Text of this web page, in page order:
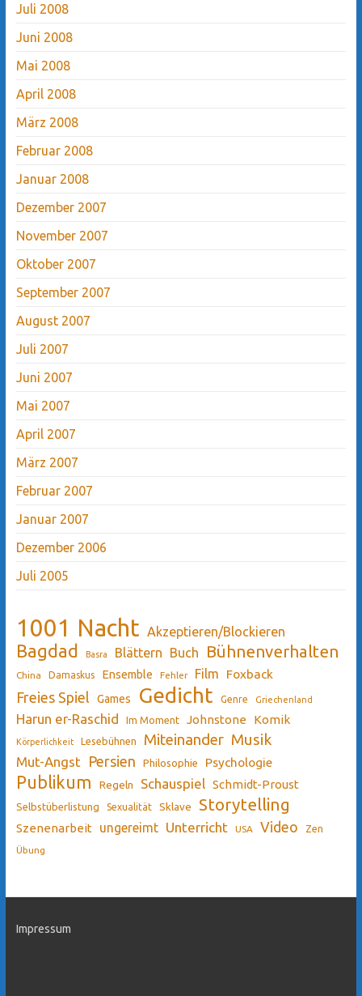
Juli 2008
Juni 2008
Mai 2008
April 2008
März 2008
Februar 2008
Januar 2008
Dezember 2007
November 2007
Oktober 2007
September 2007
August 2007
Juli 2007
Juni 2007
Mai 2007
April 2007
März 2007
Februar 2007
Januar 2007
Dezember 2006
Juli 2005
1001 Nacht Akzeptieren/Blockieren
Bagdad Basra Blättern Buch Bühnenverhalten
China Damaskus Ensemble Fehler Film Foxback
Freies Spiel Games Gedicht Genre Griechenland
Harun er-Raschid Im Moment Johnstone Komik
Körperlichkeit Lesebühnen Miteinander Musik
Mut-Angst Persien Philosophie Psychologie
Publikum Regeln Schauspiel Schmidt-Proust
Selbstüberlistung Sexualität Sklave Storytelling
Szenenarbeit ungereimt Unterricht USA Video Zen
Übung
Impressum